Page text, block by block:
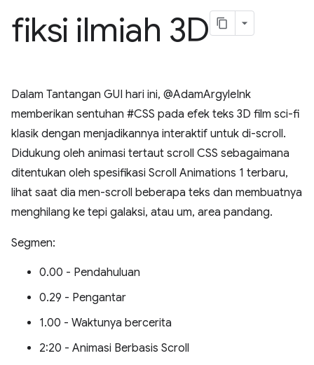
fiksi ilmiah 3D
Dalam Tantangan GUI hari ini, @AdamArgyleInk
memberikan sentuhan #CSS pada efek teks 3D film sci-fi
klasik dengan menjadikannya interaktif untuk di-scroll.
Didukung oleh animasi tertaut scroll CSS sebagaimana
ditentukan oleh spesifikasi Scroll Animations 1 terbaru,
lihat saat dia men-scroll beberapa teks dan membuatnya
menghilang ke tepi galaksi, atau um, area pandang.
Segmen:
0.00 - Pendahuluan
0.29 - Pengantar
1.00 - Waktunya bercerita
2:20 - Animasi Berbasis Scroll